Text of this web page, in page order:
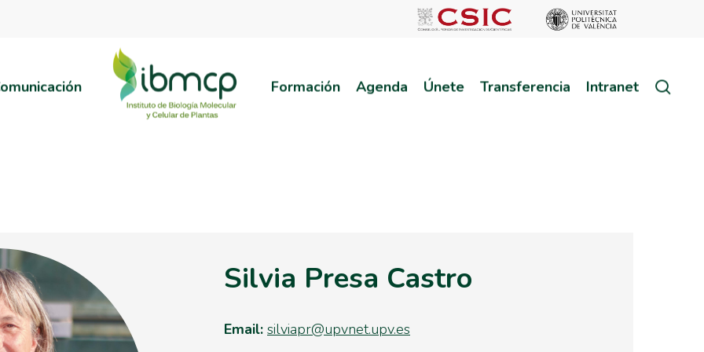
Formación Agenda Únete Transferencia Intranet
Silvia Presa Castro
Email: silviapr@upvnet.upv.es